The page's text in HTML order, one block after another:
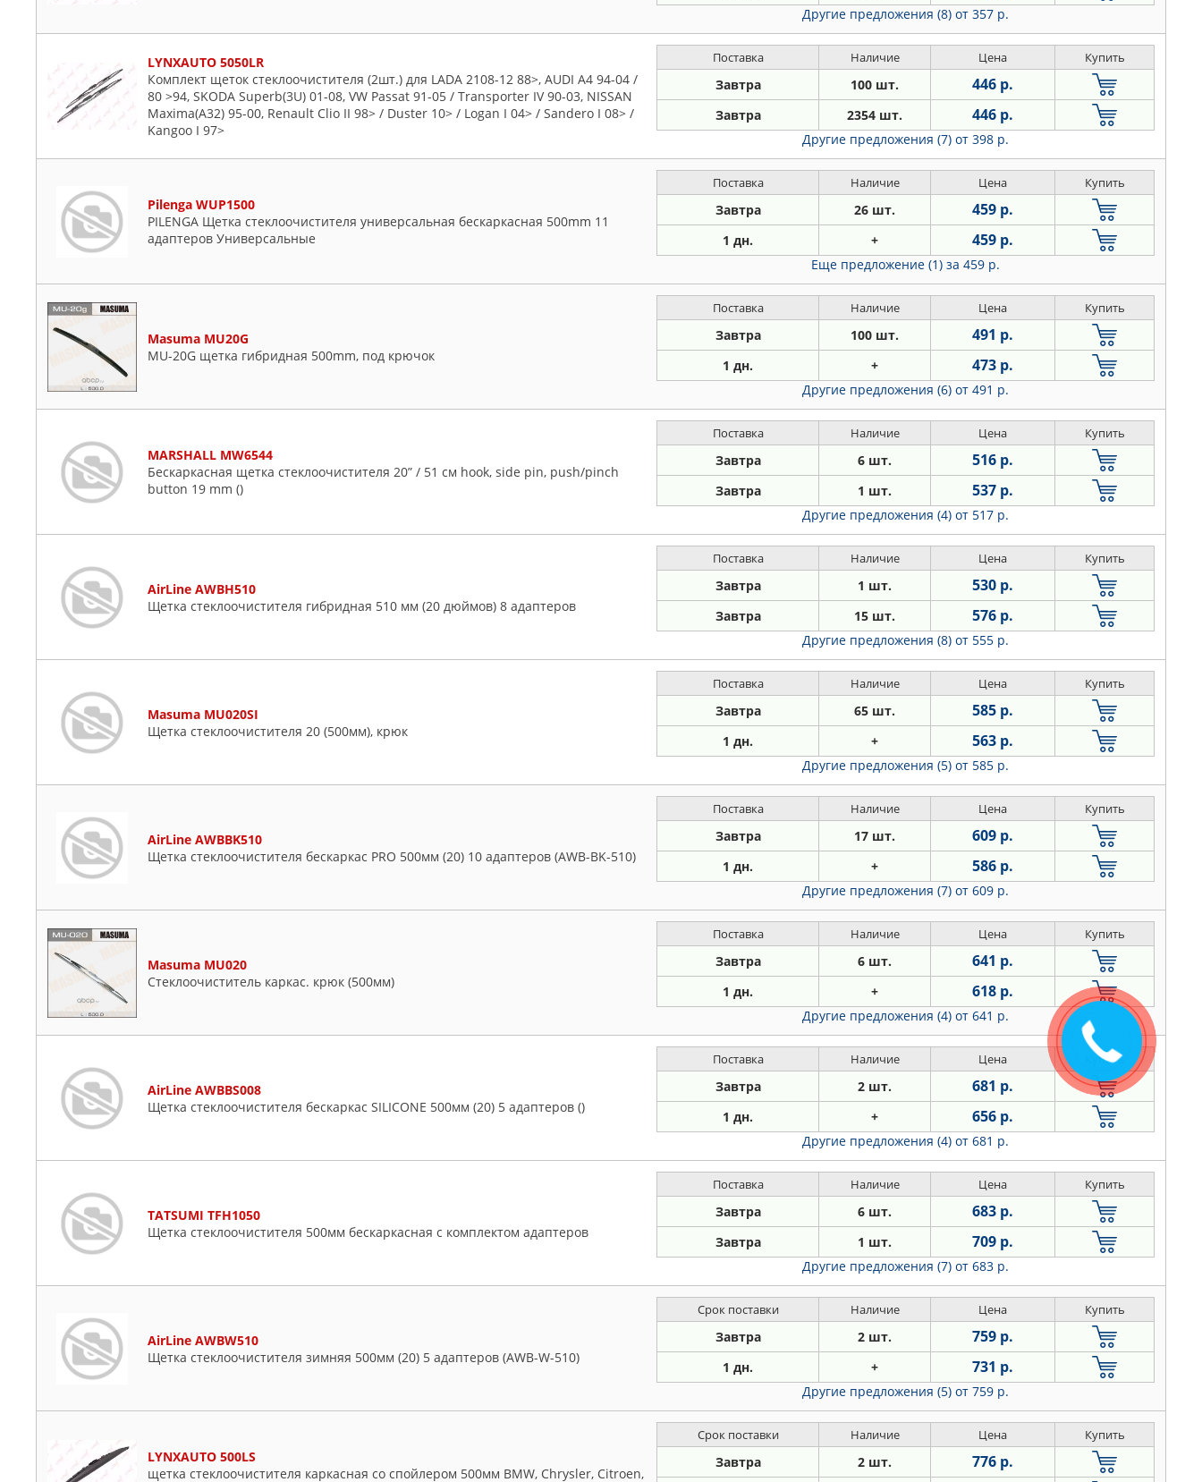
Другие предложения (8) от 357 р.
LYNXAUTO 5050LR
Комплект щеток стеклоочистителя (2шт.) для LADA 2108-12 88>, AUDI A4 94-04 /
80 >94, SKODA Superb(3U) 01-08, VW Passat 91-05 / Transporter IV 90-03, NISSAN
Maxima(A32) 95-00, Renault Clio II 98> / Duster 10> / Logan I 04> / Sandero I 08> /
Kangoo I 97>
Поставка Наличие Цена Купить
Завтра 100 шт. 446 р.
Завтра 2354 шт. 446 р.
Другие предложения (7) от 398 р.
Pilenga WUP1500
PILENGA Щетка стеклоочистителя универсальная бескаркасная 500mm 11
адаптеров Универсальные
Поставка Наличие Цена Купить
Завтра 26 шт. 459 р.
1 дн. + 459 р.
Еще предложение (1) за 459 р.
Masuma MU20G
MU-20G щетка гибридная 500mm, под крючок
Поставка Наличие Цена Купить
Завтра 100 шт. 491 р.
1 дн. + 473 р.
Другие предложения (6) от 491 р.
MARSHALL MW6544
Бескаркасная щетка стеклоочистителя 20” / 51 см hook, side pin, push/pinch
button 19 mm ()
Поставка Наличие Цена Купить
Завтра 6 шт. 516 р.
Завтра 1 шт. 537 р.
Другие предложения (4) от 517 р.
AirLine AWBH510
Щетка стеклоочистителя гибридная 510 мм (20 дюймов) 8 адаптеров
Поставка Наличие Цена Купить
Завтра 1 шт. 530 р.
Завтра 15 шт. 576 р.
Другие предложения (8) от 555 р.
Masuma MU020SI
Щетка стеклоочистителя 20 (500мм), крюк
Поставка Наличие Цена Купить
Завтра 65 шт. 585 р.
1 дн. + 563 р.
Другие предложения (5) от 585 р.
AirLine AWBBK510
Щетка стеклоочистителя бескаркас PRO 500мм (20) 10 адаптеров (AWB-BK-510)
Поставка Наличие Цена Купить
Завтра 17 шт. 609 р.
1 дн. + 586 р.
Другие предложения (7) от 609 р.
Masuma MU020
Стеклоочиститель каркас. крюк (500мм)
Поставка Наличие Цена Купить
Завтра 6 шт. 641 р.
1 дн. + 618 р.
Другие предложения (4) от 641 р.
AirLine AWBBS008
Щетка стеклоочистителя бескаркас SILICONE 500мм (20) 5 адаптеров ()
Поставка Наличие Цена Купить
Завтра 2 шт. 681 р.
1 дн. + 656 р.
Другие предложения (4) от 681 р.
TATSUMI TFH1050
Щетка стеклоочистителя 500мм бескаркасная с комплектом адаптеров
Поставка Наличие Цена Купить
Завтра 6 шт. 683 р.
Завтра 1 шт. 709 р.
Другие предложения (7) от 683 р.
AirLine AWBW510
Щетка стеклоочистителя зимняя 500мм (20) 5 адаптеров (AWB-W-510)
Срок поставки Наличие Цена Купить
Завтра 2 шт. 759 р.
1 дн. + 731 р.
Другие предложения (5) от 759 р.
LYNXAUTO 500LS
щетка стеклоочистителя каркасная со спойлером 500мм BMW, Chrysler, Citroen,
Срок поставки Наличие Цена Купить
Завтра 2 шт. 776 р.
Закажите
звонок